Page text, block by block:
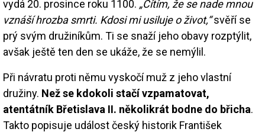
vydá 20. prosince roku 1100. „Cítím, že se nade mnou
vznáší hrozba smrti. Kdosi mi usiluje o život,“svěří se
prý svým družiníkům. Ti se snaží jeho obavy rozptýlit,
avšak ještě ten den se ukáže, že se nemýlil.
Při návratu proti němu vyskočí muž z jeho vlastní
družiny. Než se kdokoli stačí vzpamatovat,
atentátník Břetislava II. několikrát bodne do břicha.
Takto popisuje událost český historik František